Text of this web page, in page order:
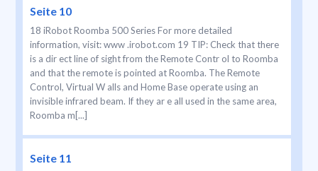
Seite 10
18 iRobot Roomba 500 Series For more detailed
information, visit: www .irobot.com 19 TIP: Check that there
is a dir ect line of sight from the Remote Contr ol to Roomba
and that the remote is pointed at Roomba. The Remote
Control, Virtual W alls and Home Base operate using an
invisible infrared beam. If they ar e all used in the same area,
Roomba m[...]
Seite 11